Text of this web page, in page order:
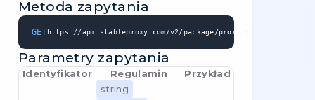
packages-proxies.read
, możesz wybrać określone
uprawnienia (np. uniemożliwić tokenowi
składanie zamówień).
Listę uprawnień znajdziesz także w naszej